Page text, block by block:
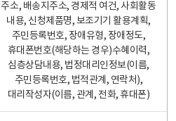
주소, 배송지주소, 경제적 여건, 사회활동
내용, 신청제품명, 보조기기 활용계획,
주민등록번호, 장애유형, 장애정도,
휴대폰번호(해당하는 경우)수혜이력,
심층상담내용, 법정대리인정보(이름,
주민등록번호, 법적관계, 연락처),
대리작성자(이름, 관계, 전화, 휴대폰)